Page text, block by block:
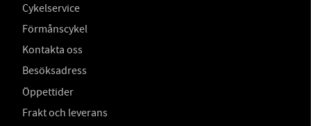
Cykelservice
Förmånscykel
Kontakta oss
Besöksadress
Öppettider
Frakt och leverans